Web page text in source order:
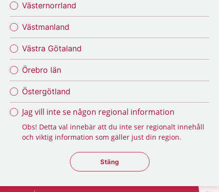
Västernorrland
Västmanland
Västra Götaland
Örebro län
Östergötland
Jag vill inte se någon regional information
Obs! Detta val innebär att du inte ser regionalt innehåll
och viktig information som gäller just din region.
Stäng regionsväljaren
Stäng